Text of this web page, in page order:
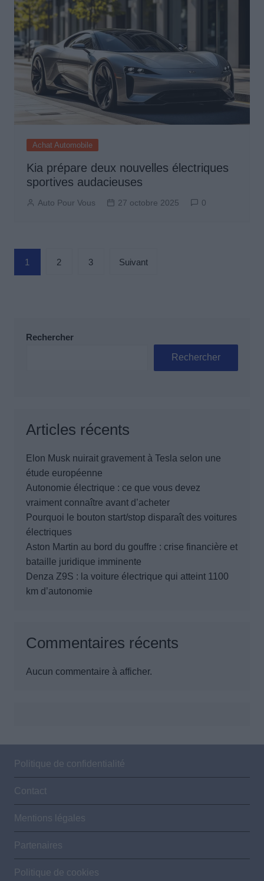
Achat Automobile
Kia prépare deux nouvelles électriques
sportives audacieuses
Auto Pour Vous 27 octobre 2025 0
Pagination
des
1 2 3 Suivant
Rechercher
Rechercher
Articles récents
Elon Musk nuirait gravement à Tesla selon une
étude européenne
Autonomie électrique : ce que vous devez
vraiment connaître avant d’acheter
Pourquoi le bouton start/stop disparaît des voitures
électriques
Aston Martin au bord du gouffre : crise financière et
bataille juridique imminente
Denza Z9S : la voiture électrique qui atteint 1100
km d’autonomie
Commentaires récents
Aucun commentaire à afficher.
Politique de confidentialité
Contact
Mentions légales
Partenaires
Politique de cookies